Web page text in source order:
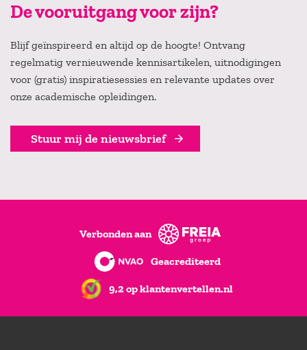
De vooruitgang voor zijn?
Blijf geïnspireerd en altijd op de hoogte! Ontvang
regelmatig vernieuwende kennisartikelen, uitnodigingen
voor (gratis) inspiratiesessies en relevante updates over
onze academische opleidingen.
Stuur mij de nieuwsbrief
Verbonden aan
Geacrediteerd
9,2 op klantenvertellen.nl